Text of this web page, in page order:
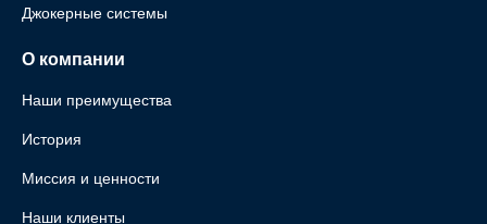
Джокерные системы
О компании
Наши преимущества
История
Миссия и ценности
Наши клиенты